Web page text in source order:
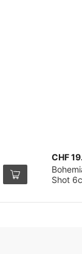
CHF
Shot